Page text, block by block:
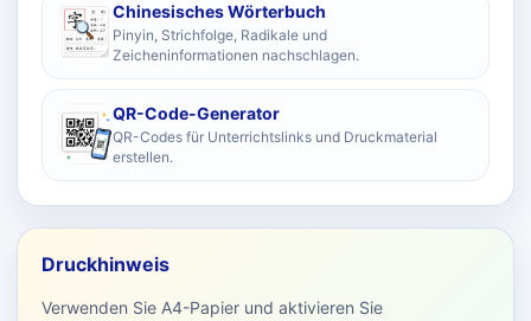
Chinesisches Wörterbuch
Pinyin, Strichfolge, Radikale und
Zeicheninformationen nachschlagen.
QR-Code-Generator
QR-Codes für Unterrichtslinks und Druckmaterial
erstellen.
Druckhinweis
Verwenden Sie A4-Papier und aktivieren Sie